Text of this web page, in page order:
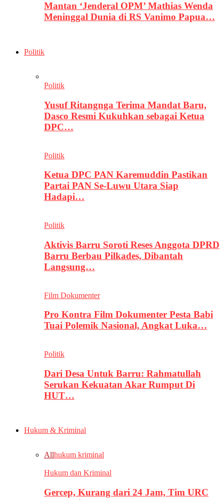
Mantan ‘Jenderal OPM’ Mathias Wenda
Meninggal Dunia di RS Vanimo Papua…
Politik
Politik
Yusuf Ritangnga Terima Mandat Baru,
Dasco Resmi Kukuhkan sebagai Ketua
DPC…
Politik
Ketua DPC PAN Karemuddin Pastikan
Partai PAN Se-Luwu Utara Siap
Hadapi…
Politik
Aktivis Barru Soroti Reses Anggota DPRD
Barru Berbau Pilkades, Dibantah
Langsung…
Film Dokumenter
Pro Kontra Film Dokumenter Pesta Babi
Tuai Polemik Nasional, Angkat Luka…
Politik
Dari Desa Untuk Barru: Rahmatullah
Serukan Kekuatan Akar Rumput Di
HUT…
Hukum & Kriminal
Allhukum kriminal
Hukum dan Kriminal
Gercep, Kurang dari 24 Jam, Tim URC